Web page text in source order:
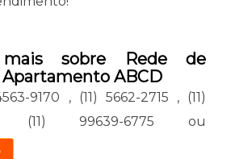
sobre Rede de
Apartamento ABCD
9170 , (11) 5662-2715 , (11)
(11) 99639-6775 ou